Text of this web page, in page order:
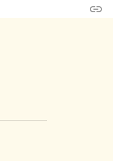
link